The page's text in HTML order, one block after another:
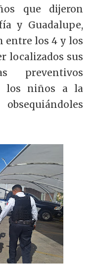
que dijeron
y Guadalupe,
entre los 4 y los
localizados sus
preventivos
los niños a la